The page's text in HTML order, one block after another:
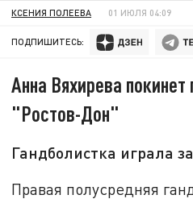
КСЕНИЯ ПОЛЕЕВА 01 ИЮЛЯ 04:09
ПОДПИШИТЕСЬ:
Анна Вяхирева
"Ростов-Дон"
Гандболистка играла
Правая полусредняя